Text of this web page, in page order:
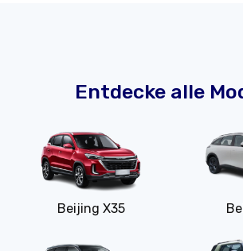
Entdecke alle
Beijing X35